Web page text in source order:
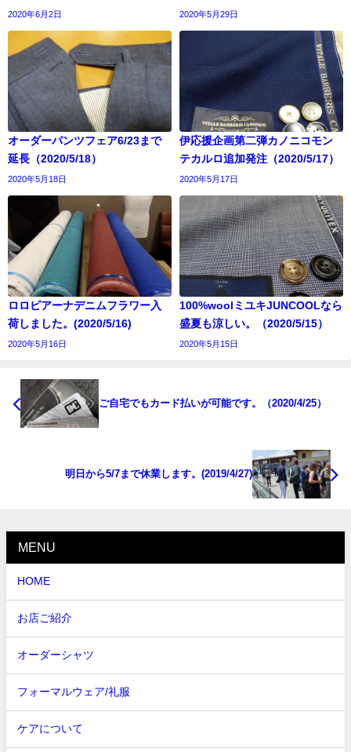
2020年6月2日 2020年5月29日
オーダーパンツフェア6/23まで
延長（2020/5/18）
2020年5月18日
伊応援企画第二弾カノニコモン
テカルロ追加発注（2020/5/17）
2020年5月17日
ロロピアーナデニムフラワー入
荷しました。(2020/5/16)
2020年5月16日
100%woolミユキJUNCOOLなら
盛夏も涼しい。（2020/5/15）
2020年5月15日
ご自宅でもカード払いが可能です。（2020/4/25）
明日から5/7まで休業します。(2019/4/27)
MENU
HOME
お店ご紹介
オーダーシャツ
フォーマルウェア/礼服
ケアについて